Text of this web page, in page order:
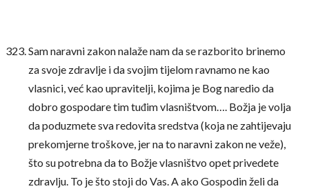
Sam naravni zakon nalaže nam da se razborito brinemo
za svoje zdravlje i da svojim tijelom ravnamo ne kao
vlasnici, već kao upravitelji, kojima je Bog naredio da
dobro gospodare tim tuđim vlasništvom…. Božja je volja
da poduzmete sva redovita sredstva (koja ne zahtijevaju
prekomjerne troškove, jer na to naravni zakon ne veže),
što su potrebna da to Božje vlasništvo opet privedete
zdravlju. To je što stoji do Vas. A ako Gospodin želi da